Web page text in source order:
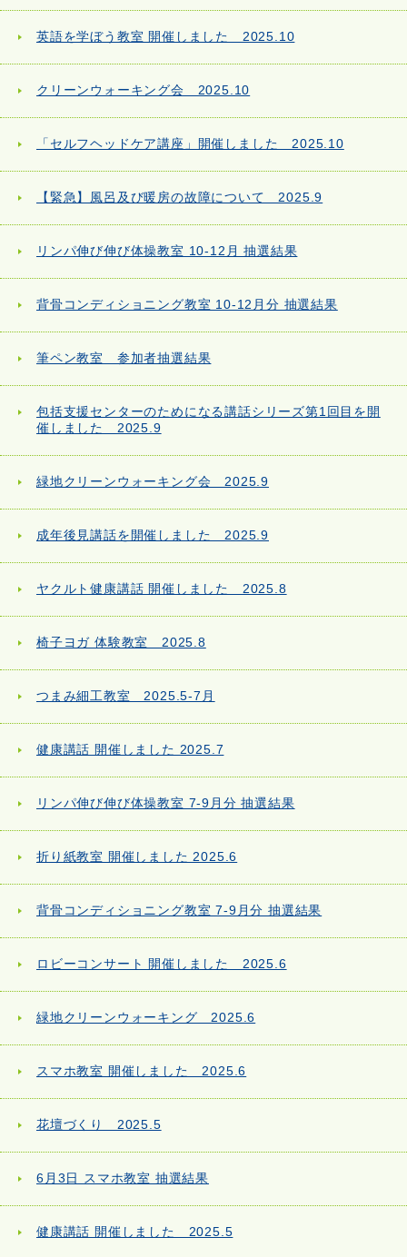
英語を学ぼう教室 開催しました 2025.10
クリーンウォーキング会 2025.10
「セルフヘッドケア講座」開催しました 2025.10
【緊急】風呂及び暖房の故障について 2025.9
リンパ伸び伸び体操教室 10-12月 抽選結果
背骨コンディショニング教室 10-12月分 抽選結果
筆ペン教室 参加者抽選結果
包括支援センターのためになる講話シリーズ第1回目を開
催しました 2025.9
緑地クリーンウォーキング会 2025.9
成年後見講話を開催しました 2025.9
ヤクルト健康講話 開催しました 2025.8
椅子ヨガ 体験教室 2025.8
つまみ細工教室 2025.5-7月
健康講話 開催しました 2025.7
リンパ伸び伸び体操教室 7-9月分 抽選結果
折り紙教室 開催しました 2025.6
背骨コンディショニング教室 7-9月分 抽選結果
ロビーコンサート 開催しました 2025.6
緑地クリーンウォーキング 2025.6
スマホ教室 開催しました 2025.6
花壇づくり 2025.5
6月3日 スマホ教室 抽選結果
健康講話 開催しました 2025.5